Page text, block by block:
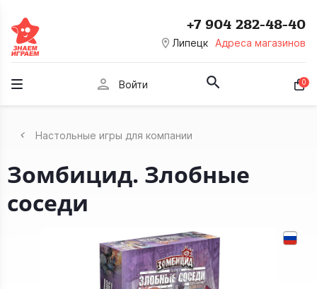
room Липецк Адреса магазинов
+7 904 282-48-40
person Войти 0
Настольные игры для компании
Зомбицид. Злобные
соседи